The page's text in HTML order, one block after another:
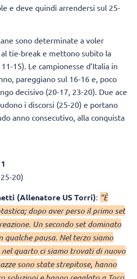
e deve quindi arrendersi sul 25-
sono determinate a voler
tie-break e mettono subito la
15). Le campionesse d’Italia in
pareggiano sul 16-16 e, poco
decisivo (20-17, 23-20). Due ace
i discorsi (25-20) e portano
anno consecutivo, alla conquista
20)
(Allenatore US Torri): “È
dopo aver perso il primo set
Un secondo set dominato
qualche pausa. Nel terzo siamo
quarto ci siamo trovati di nuovo
sono state strepitose, hanno